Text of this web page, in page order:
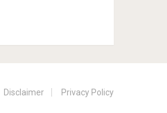
Disclaimer Privacy Policy